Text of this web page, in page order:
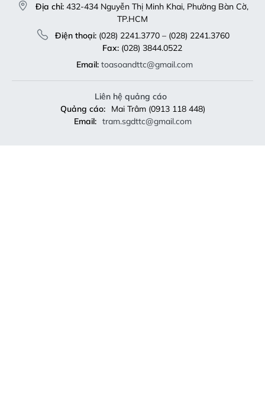
Địa chỉ: 432-434 Nguyễn Thị Minh Khai, Phường Bàn Cờ,
TP.HCM
Điện thoại:(028) 2241.3770 – (028) 2241.3760
Fax:(028) 3844.0522
Email: toasoandttc@gmail.com
Liên hệ quảng cáo
Quảng cáo:
Mai Trâm (0913 118 448)
Email: tram.sgdttc@gmail.com